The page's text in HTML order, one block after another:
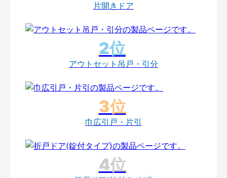
片開きドア
アウトセット吊戸・引分
巾広引戸・片引